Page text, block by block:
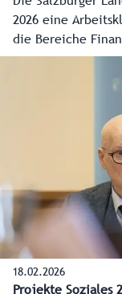
2026 eine
die Bereiche
Im Anschluss
Pressekonferenz
18.02.2026
Projekte Soziales